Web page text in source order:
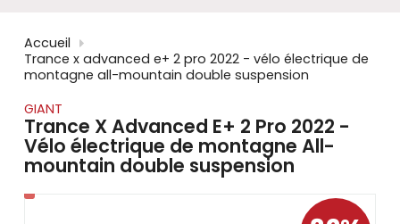
pour
accéder
au
résultat
de
recherche
sélectionné.
Les
utilisateurs
Accueil
Trance x advanced e+ 2 pro 2022 - vélo électrique de
montagne all-mountain double suspension
GIANT
Trance X Advanced E+ 2 Pro 2022 -
Vélo électrique de montagne All-
mountain double suspension